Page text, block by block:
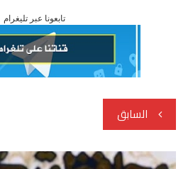
تابعونا عبر تليغرام
تصفّح
المقالات
السابق